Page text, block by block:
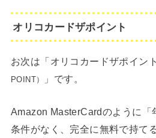
オリコカードザポイント
お次は「オリコカードザポイント
POINT）
」です。
Amazon MasterCardのように「
条件がなく、完全に無料で持て